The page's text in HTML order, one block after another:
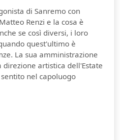
di Sanremo con
Renzi e la cosa è
se così diversi, i loro
quest'ultimo è
La sua amministrazione
direzione artistica dell'Estate
nel capoluogo